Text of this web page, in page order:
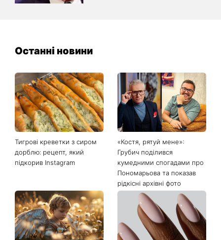
Останні новини
Тигрові креветки з сиром
дорблю: рецепт, який
підкорив Instagram
«Костя, рятуй мене»:
Грубич поділився
кумедними спогадами про
Пономарьова та показав
рідкісні архівні фото